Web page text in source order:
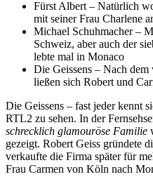
Fürst Albert – Natürlich
mit seiner Frau Charlene
Michael Schuhmacher –
Schweiz, aber auch der
lebte mal in Monaco
Die Geissens – Nach
ließen sich Robert und
Die Geissens – fast jeder kennt
RTL2 zu sehen. In der
schrecklich glamouröse Familie
gezeigt. Robert Geiss gründete
verkaufte die Firma später für
Frau Carmen von Köln nach